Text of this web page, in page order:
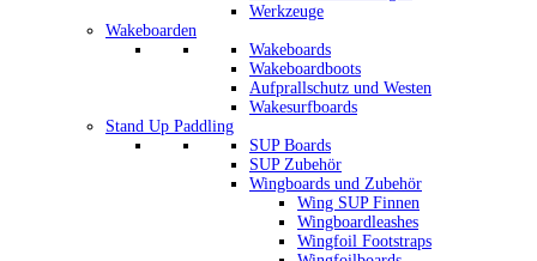
Werkzeuge
Wakeboarden
Wakeboards
Wakeboardboots
Aufprallschutz und Westen
Wakesurfboards
Stand Up Paddling
SUP Boards
SUP Zubehör
Wingboards und Zubehör
Wing SUP Finnen
Wingboardleashes
Wingfoil Footstraps